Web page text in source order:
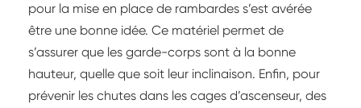
pour la mise en place de rambardes s’est avérée
être une bonne idée. Ce matériel permet de
s’assurer que les garde-corps sont à la bonne
hauteur, quelle que soit leur inclinaison. Enfin, pour
prévenir les chutes dans les cages d’ascenseur, des